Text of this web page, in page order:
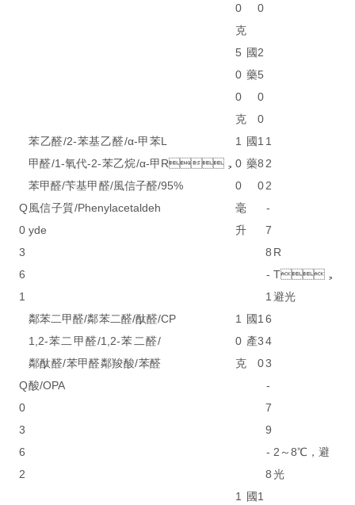
0
克
0
5
0
0
克
國
藥
2
5
0
0
Q
0
3
6
1
苯乙醛/2-苯基乙醛/α-甲苯
甲醛/1-氧代-2-苯乙烷/α-甲
苯甲醛/苄基甲醛/風信子醛/
風信子質/Phenylacetaldeh
yde
L
R，
95%
1
0
0
毫
升
國
藥
1
8
0
1
2
2
-
7
8
-
1
R
T，
避光
Q
0
3
6
2
鄰苯二甲醛/鄰苯二醛/酞醛/
1,2-苯二甲醛/1,2-苯二醛/
鄰酞醛/苯甲醛鄰羧酸/苯醛
酸/OPA
CP
1
0
克
國
產
1
3
0
6
4
3
-
7
9
-
8
2～8℃，避
光
1
國1